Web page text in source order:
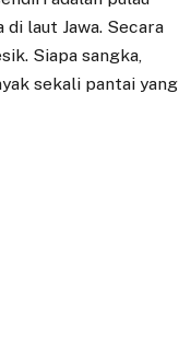
laut Jawa. Secara
Siapa sangka,
sekali pantai yang